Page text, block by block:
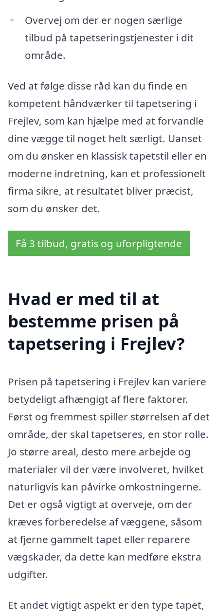
Overvej om der er nogen særlige
tilbud på tapetseringstjenester i dit
område.
Ved at følge disse råd kan du finde en
kompetent håndværker til tapetsering i
Frejlev, som kan hjælpe med at forvandle
dine vægge til noget helt særligt. Uanset
om du ønsker en klassisk tapetstil eller en
moderne indretning, kan et professionelt
firma sikre, at resultatet bliver præcist,
som du ønsker det.
Få 3 tilbud, gratis og uforpligtende
Hvad er med til at
bestemme prisen på
tapetsering i Frejlev?
Prisen på tapetsering i Frejlev kan variere
betydeligt afhængigt af flere faktorer.
Først og fremmest spiller størrelsen af det
område, der skal tapetseres, en stor rolle.
Jo større areal, desto mere arbejde og
materialer vil der være involveret, hvilket
naturligvis kan påvirke omkostningerne.
Det er også vigtigt at overveje, om der
kræves forberedelse af væggene, såsom
at fjerne gammelt tapet eller reparere
vægskader, da dette kan medføre ekstra
udgifter.
Et andet vigtigt aspekt er den type tapet,